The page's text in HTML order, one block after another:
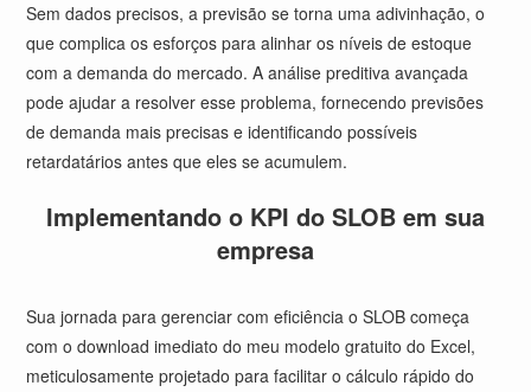
Sem dados precisos, a previsão se torna uma adivinhação, o
que complica os esforços para alinhar os níveis de estoque
com a demanda do mercado. A análise preditiva avançada
pode ajudar a resolver esse problema, fornecendo previsões
de demanda mais precisas e identificando possíveis
retardatários antes que eles se acumulem.
Implementando o KPI do SLOB em sua
empresa
Sua jornada para gerenciar com eficiência o SLOB começa
com o download imediato do meu modelo gratuito do Excel,
meticulosamente projetado para facilitar o cálculo rápido do